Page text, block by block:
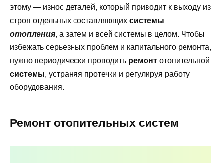
этому — износ деталей, который приводит к выходу из
строя отдельных составляющих системы
отопления, а затем и всей системы в целом. Чтобы
избежать серьезных проблем и капитального ремонта,
нужно периодически проводить ремонт отопительной
системы, устраняя протечки и регулируя работу
оборудования.
Ремонт отопительных систем